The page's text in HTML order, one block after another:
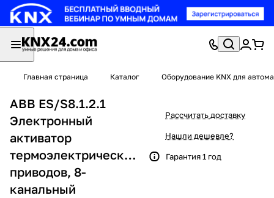
Главная страница Каталог Оборудование KNX для
ABB ES/S8.1.2.1
Электронный
активатор
термоэлектрических
приводов, 8-
канальный
Рассчитать доставку
Нашли дешевле?
Гарантия 1 год